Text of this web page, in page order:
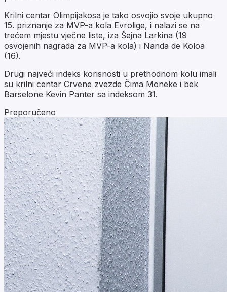
Krilni centar Olimpijakosa je tako osvojio svoje ukupno
15. priznanje za MVP-a kola Evrolige, i nalazi se na
trećem mjestu vječne liste, iza Šejna Larkina (19
osvojenih nagrada za MVP-a kola) i Nanda de Koloa
(16).
Drugi najveći indeks korisnosti u prethodnom kolu imali
su krilni centar Crvene zvezde Čima Moneke i bek
Barselone Kevin Panter sa indeksom 31.
Preporučeno